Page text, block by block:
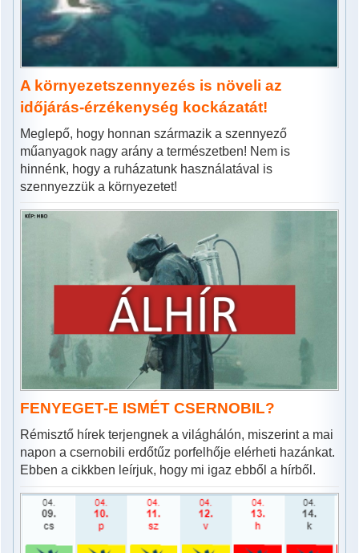
A környezetszennyezés is növeli az
időjárás-érzékenység kockázatát!
Meglepő, hogy honnan származik a szennyező
műanyagok nagy arány a természetben! Nem is
hinnénk, hogy a ruházatunk használatával is
szennyezzük a környezetet!
FENYEGET-E ISMÉT CSERNOBIL?
Rémisztő hírek terjengnek a világhálón, miszerint a mai
napon a csernobili erdőtűz porfelhője elérheti hazánkat.
Ebben a cikkben leírjuk, hogy mi igaz ebből a hírből.